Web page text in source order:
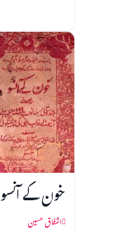
خون کے آنسو
اشفاق حسین